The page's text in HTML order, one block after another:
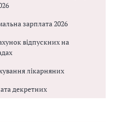
зарплата 2026
відпускних на
лікарняних
декретних